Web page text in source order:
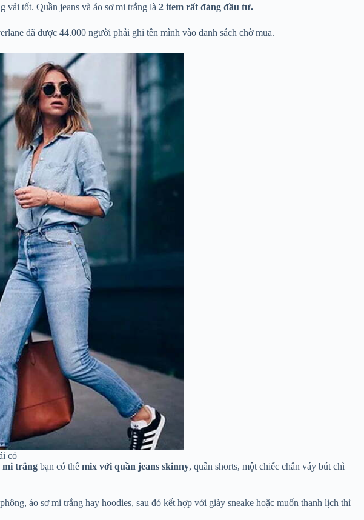
vải tốt. Quần jeans và áo sơ mi trắng là 2 item rất đáng đầu tư.
đã được 44.000 người phải ghi tên mình vào danh sách chờ mua.
có
mi trắng bạn có thể mix với quần jeans skinny, quần shorts, một chiếc chân váy bút chì
áo sơ mi trắng hay hoodies, sau đó kết hợp với giày sneake hoặc muốn thanh lịch thì